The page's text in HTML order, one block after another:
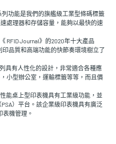
列功能是我們的旗艦級工業型條碼標籤
處理器和存儲容量，能夠以最快的速
RFID Journal》的2020年十大產品
品質和高端功能的快節奏環境樹立了
具有人性化的設計，非常適合各種應
小型辦公室，運輸標籤等等，而且價
能桌上型印表機具有工業級功能，並
）平台。該企業級印表機具有廣泛
機管理。